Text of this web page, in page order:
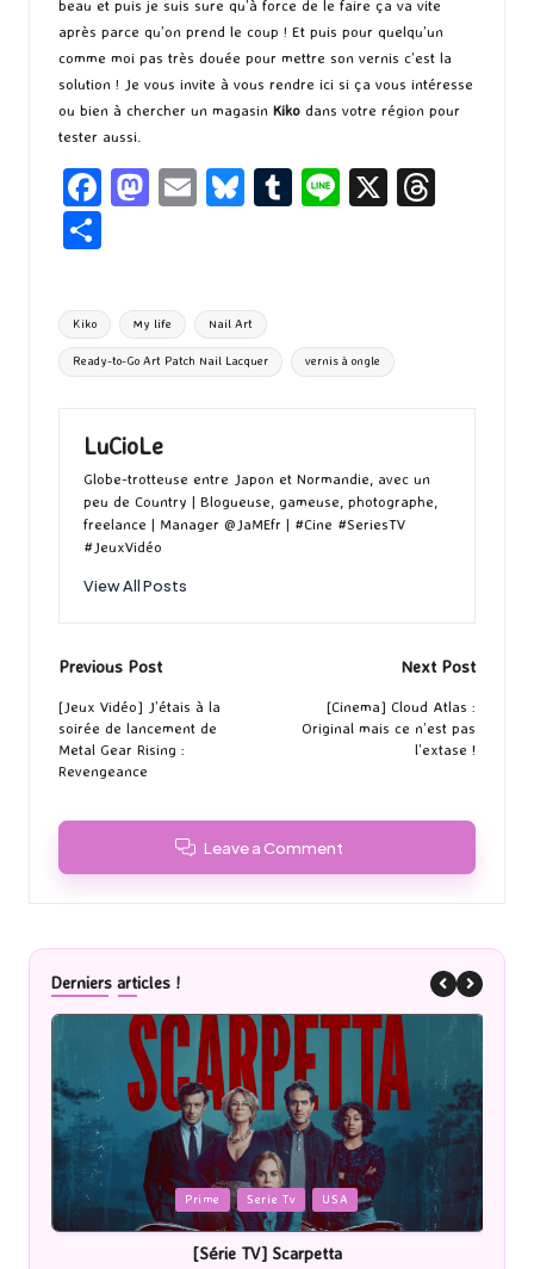
beau et puis je suis sure qu’à force de le faire ça va vite
après parce qu’on prend le coup ! Et puis pour quelqu’un
comme moi pas très douée pour mettre son vernis c’est la
solution ! Je vous invite à vous rendre ici si ça vous intéresse
ou bien à chercher un magasin Kiko dans votre région pour
tester aussi.
Fa
o
o
k
M
d
o
n
E
l
Bl
ky
T
r
Li X
ta
g
er
Tags:
Kiko My life Nail Art
Ready-to-Go Art Patch Nail Lacquer vernis à ongle
LuCioLe
Globe-trotteuse entre Japon et Normandie, avec un
peu de Country | Blogueuse, gameuse, photographe,
freelance | Manager @JaMEfr | #Cine #SeriesTV
#JeuxVidéo
View All Posts
Post
navigation
Previous Post
[Jeux Vidéo] J’étais à la
soirée de lancement de
Metal Gear Rising :
Revengeance
Next Post
[Cinema] Cloud Atlas :
Original mais ce n’est pas
l’extase !
Leave a Comment
Derniers articles !
Posted
in
Prime Serie Tv USA
[Série TV] Scarpetta